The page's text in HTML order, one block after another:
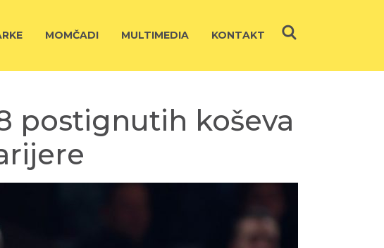
MOMČADI MULTIMEDIA KONTAKT
postignutih koševa